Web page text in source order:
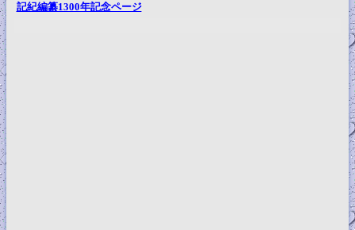
記紀編纂1300年記念ページ